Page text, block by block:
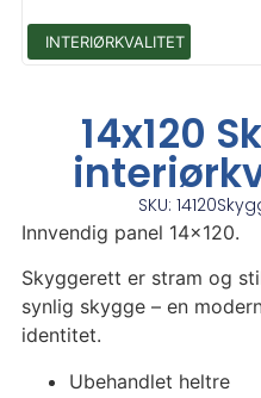
INTERIØRKVALITET
14x120
SKU:
Innvendig panel 14×120.
Skyggerett er stram og
synlig skygge – en
identitet.
Ubehandlet heltre